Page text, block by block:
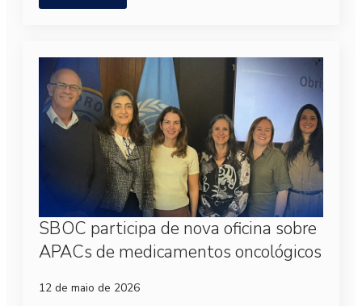
SBOC participa de nova oficina sobre
APACs de medicamentos oncológicos
12 de maio de 2026